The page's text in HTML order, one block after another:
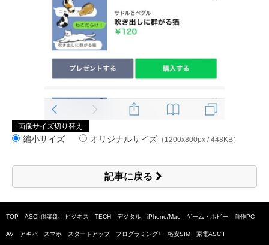
画像サイズ切り替え
縮小サイズ オリジナルサイズ （1200x800px / 448KB）
記事に戻る
TOP ASCII倶楽部 ビジネス TECH デジタル iPhone/Mac ゲーム・ホビー 自作PC
AV アキバ スマホ スタートアップ プログラミング+ 格安SIM 家電ASCII